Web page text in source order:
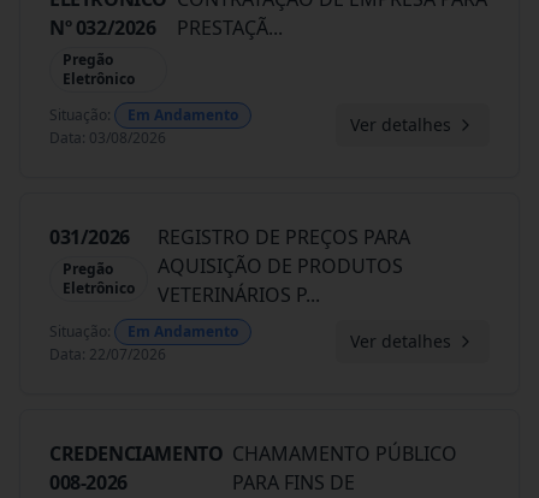
Nº 032/2026
Pregão
Eletrônico
PRESTAÇÃ...
Situação:
Em Andamento
Data: 03/08/2026
Ver detalhes
031/2026
Pregão
Eletrônico
REGISTRO DE PREÇOS PARA
AQUISIÇÃO DE PRODUTOS
VETERINÁRIOS P...
Situação:
Em Andamento
Data: 22/07/2026
Ver detalhes
CREDENCIAMENTO
008-2026
CHAMAMENTO PÚBLICO
PARA FINS DE